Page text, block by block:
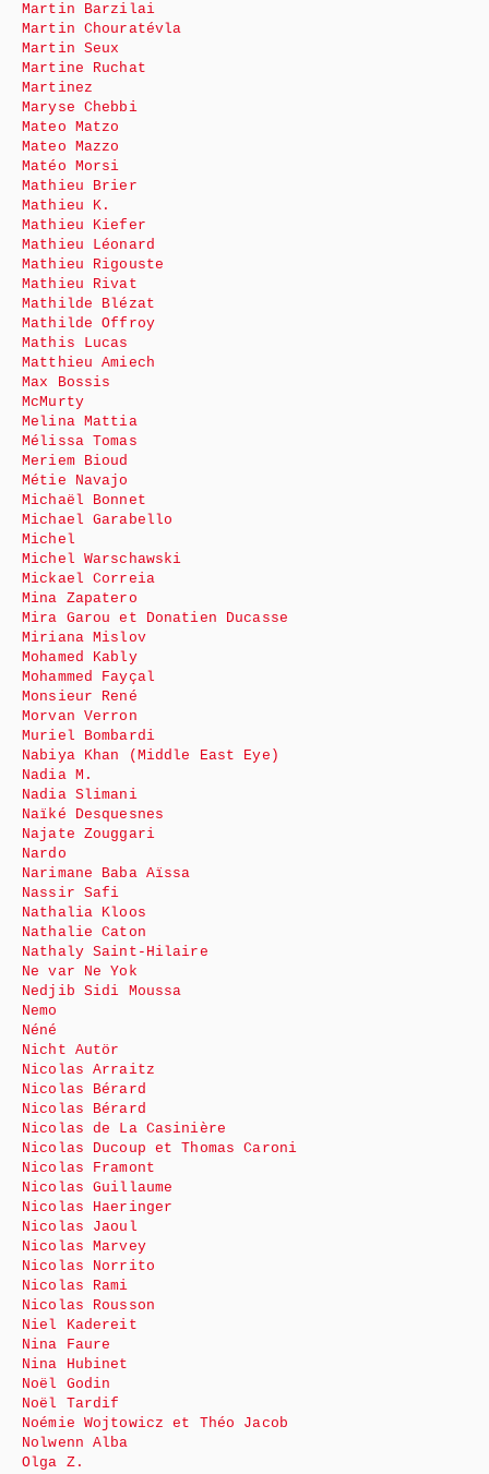
Martin Barzilai
Martin Chouratévla
Martin Seux
Martine Ruchat
Martinez
Maryse Chebbi
Mateo Matzo
Mateo Mazzo
Matéo Morsi
Mathieu Brier
Mathieu K.
Mathieu Kiefer
Mathieu Léonard
Mathieu Rigouste
Mathieu Rivat
Mathilde Blézat
Mathilde Offroy
Mathis Lucas
Matthieu Amiech
Max Bossis
McMurty
Melina Mattia
Mélissa Tomas
Meriem Bioud
Métie Navajo
Michaël Bonnet
Michael Garabello
Michel
Michel Warschawski
Mickael Correia
Mina Zapatero
Mira Garou et Donatien Ducasse
Miriana Mislov
Mohamed Kably
Mohammed Fayçal
Monsieur René
Morvan Verron
Muriel Bombardi
Nabiya Khan (Middle East Eye)
Nadia M.
Nadia Slimani
Naïké Desquesnes
Najate Zouggari
Nardo
Narimane Baba Aïssa
Nassir Safi
Nathalia Kloos
Nathalie Caton
Nathaly Saint-Hilaire
Ne var Ne Yok
Nedjib Sidi Moussa
Nemo
Néné
Nicht Autör
Nicolas Arraitz
Nicolas Bérard
Nicolas Bérard
Nicolas de La Casinière
Nicolas Ducoup et Thomas Caroni
Nicolas Framont
Nicolas Guillaume
Nicolas Haeringer
Nicolas Jaoul
Nicolas Marvey
Nicolas Norrito
Nicolas Rami
Nicolas Rousson
Niel Kadereit
Nina Faure
Nina Hubinet
Noël Godin
Noël Tardif
Noémie Wojtowicz et Théo Jacob
Nolwenn Alba
Olga Z.